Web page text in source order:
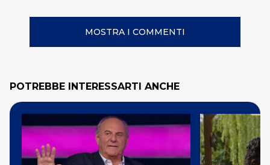
MOSTRA I COMMENTI
POTREBBE INTERESSARTI ANCHE